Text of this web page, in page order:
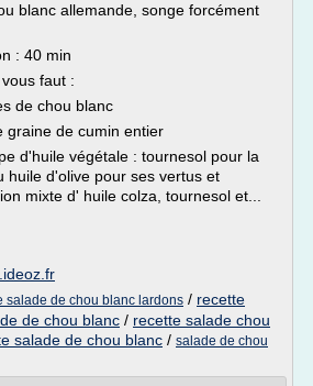
blanc allemande, songe forcément
: 40 min
faut :
de chou blanc
graine de cumin entier
d'huile végétale : tournesol pour la
huile d'olive pour ses vertus et
mixte d' huile colza, tournesol et...
salade de chou blanc lardons / recette
de chou blanc / recette salade chou
salade de chou blanc / salade de chou